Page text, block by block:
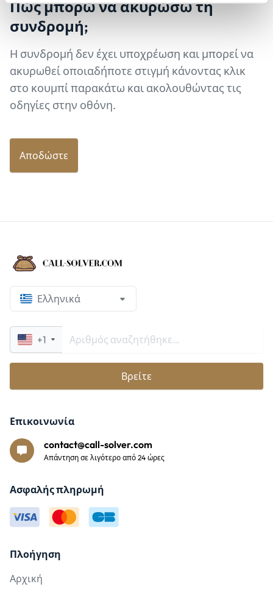
Πώς μπορώ να ακυρώσωτη
συνδρομή;
Η συνδρομή δεν έχει υποχρέωση και μπορεί να
ακυρωθεί οποιαδήποτε στιγμή κάνοντας κλικ
στο κουμπί παρακάτω και ακολουθώντας τις
οδηγίες στην οθόνη.
Αποδώστε
Ελληνικά
+1
Βρείτε
Πλοήγηση
Αρχική
Επικοινωνία
contact@call-solver.com
Απάντηση σε λιγότερο από 24 ώρες
Ασφαλής πληρωμή